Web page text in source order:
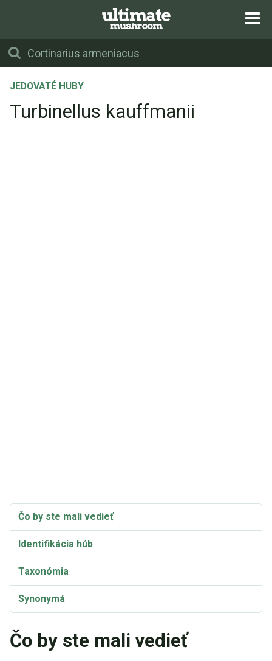
JEDOVATÉ HUBY
Turbinellus kauffmanii
Čo by ste mali vedieť
Identifikácia húb
Taxonómia
Synonymá
Čo by ste mali vedieť